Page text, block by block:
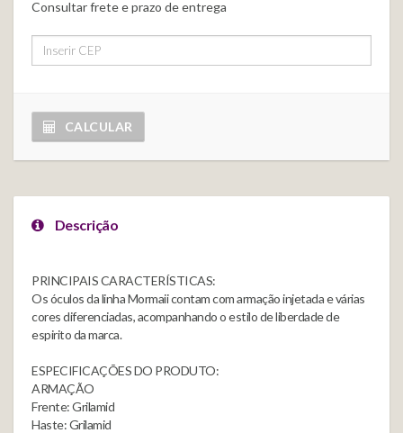
Consultar frete e prazo de entrega
CALCULAR
Descrição
PRINCIPAIS CARACTERÍSTICAS:
Os óculos da linha Mormaii contam com armação injetada e várias
cores diferenciadas, acompanhando o estilo de liberdade de
espirito da marca.
ESPECIFICAÇÕES DO PRODUTO:
ARMAÇÃO
Frente: Grilamid
Haste: Grilamid